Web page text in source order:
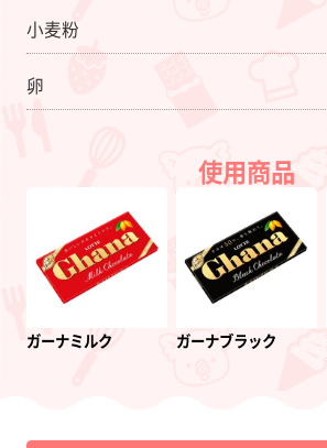
小麦粉
卵
使用商品
ガーナミルク ガーナブラック